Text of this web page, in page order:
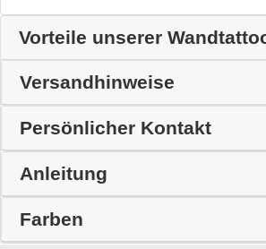
Vorteile unserer
Versandhinweise
Persönlicher Kontakt
Anleitung
Farben